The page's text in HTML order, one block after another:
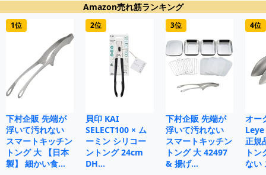
Amazon売れ筋ランキング
1位
下村企販 先端が
浮いて汚れない
スマートキッチン
トング 大 【日本
製】 細かい食…
2位
貝印 KAI
SELECT100 × ム
ーミン シリコー
ントング 24cm
DH…
3位
下村企販 先端が
浮いて汚れない
スマートキッチン
トング 大 42497
& 揚げ…
4位
オー
正規
ト
ない